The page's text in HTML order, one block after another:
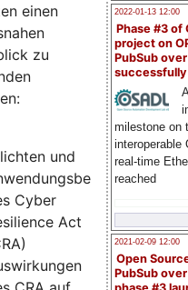
2022-01-13 12:00
Phase #3 of
project on
PubSub over
milestone on
interoperable
real-time
reached
2021-02-09 12:00
Open
PubSub
einen
zu
und
Cyber
Act